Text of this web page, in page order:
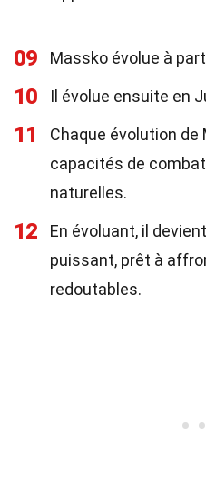
09 Massko évolue à
10 Il évolue ensuite en
11
Chaque évolution
capacités de
naturelles.
12
En évoluant, il
puissant, prêt à
redoutables.